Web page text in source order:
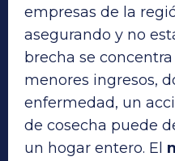
empresas de la
asegurando y no
brecha se
menores ingresos,
enfermedad, un
de cosecha puede
un hogar entero. El